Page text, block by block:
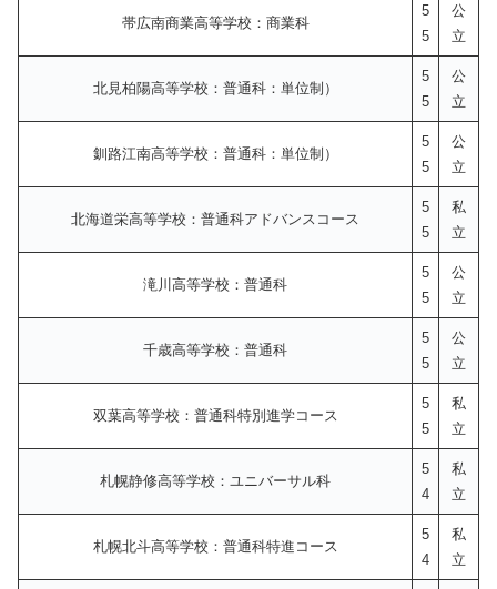
帯広南商業高等学校：商業科
5
5
公
立
北見柏陽高等学校：普通科：単位制）
5
5
公
立
釧路江南高等学校：普通科：単位制）
5
5
公
立
北海道栄高等学校：普通科アドバンスコース
5
5
私
立
滝川高等学校：普通科
5
5
公
立
千歳高等学校：普通科
5
5
公
立
双葉高等学校：普通科特別進学コース
5
5
私
立
札幌静修高等学校：ユニバーサル科
5
4
私
立
札幌北斗高等学校：普通科特進コース
5
4
私
立